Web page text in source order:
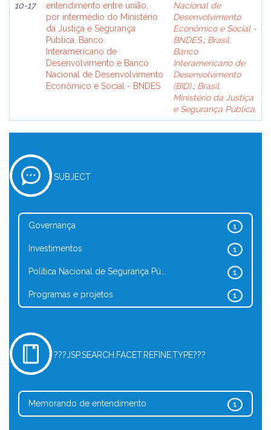
10-17
entendimento entre união,
por intermédio do Ministério
da Justiça e Segurança
Pública, Banco
Interamericano de
Desenvolvimento e Banco
Nacional de Desenvolvimento
Econômico e Social - BNDES
Nacional de
Desenvolvimento
Econômico e Social -
BNDES.; Brasil.
Banco
Interamericano de
Desenvolvimento
(BID).; Brasil.
Ministério da Justiça
e Segurança Pública.
SUBJECT
1
Governança
1
Investimentos
1
Política Nacional de Segurança Pú...
1
Programas e projetos
???JSP.SEARCH.FACET.REFINE.TYPE???
1
Memorando de entendimento